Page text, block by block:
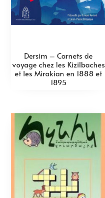
Dersim – Carnets de
voyage chez les Kizilbaches
et les Mirakian en 1888 et
1895